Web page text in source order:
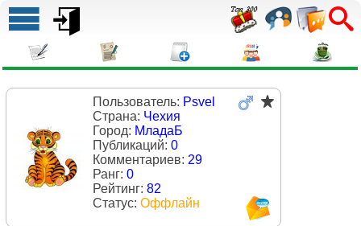
Пользователь: Psvel
Страна: Чехия
Город: МладаБ
Публикаций: 0
Комментариев: 29
Ранг: 0
Рейтинг: 82
Статус: Оффлайн